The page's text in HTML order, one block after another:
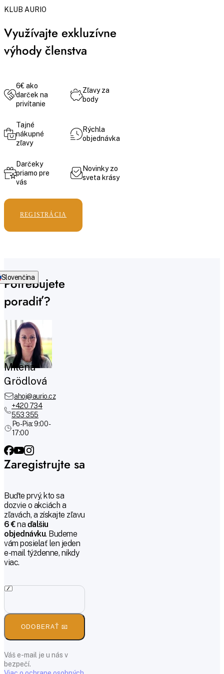
KLUB AURIO
Využívajte exkluzívne
výhody členstva
6€ ako
darček na
privítanie
Zľavy za
body
Tajné
nákupné
zľavy
Rýchla
objednávka
Darčeky
priamo pre
vás
Novinky zo
sveta krásy
REGISTRÁCIA
Potrebujete
poradiť?
Milena
Grödlová
ahoj@aurio.cz
+420 734
553 355
Po-Pia: 9:00 -
17:00
Zaregistrujte sa
Buďte prvý, kto sa
dozvie o akciách a
zľavách, a získajte zľavu
6 €na ďalšiu
objednávku. Budeme
vám posielať len jeden
e-mail týždenne, nikdy
viac.
ODOBERAŤ 📧
Váš e-mail je u nás v
bezpečí.
Slovenčina